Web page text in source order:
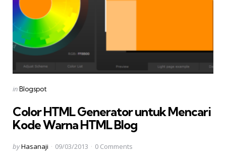
Categories
Posted
inBlogspot
Color HTML Generator untuk Mencari
Kode Warna HTML Blog
Posted
byHasanaji 09/03/2013 0 Comments